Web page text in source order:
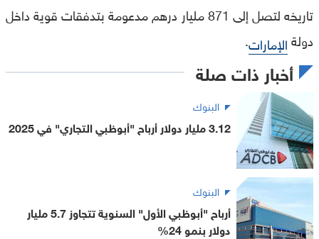
تاريخه لتصل إلى 871 مليار درهم مدعومة بتدفقات قوية داخل
دولةالإمارات.
أخبار ذات صلة
البنوك
3.12 مليار دولار أرباح "أبوظبي التجاري" في 2025
البنوك
أرباح "أبوظبي الأول" السنوية تتجاوز 5.7 مليار
دولار بنمو 24%